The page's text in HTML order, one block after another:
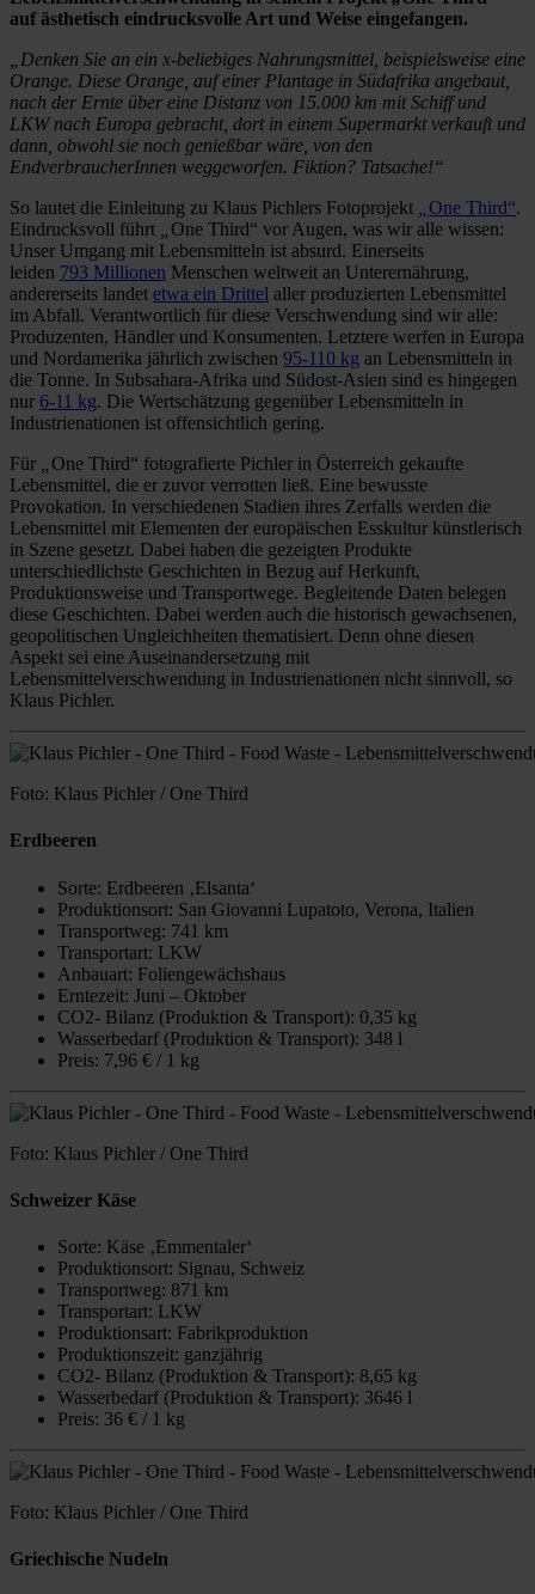
auf ästhetisch eindrucksvolle Art und Weise eingefangen.
Denken Sie an ein x-beliebiges Nahrungsmittel, beispielsweise eine
Orange. Diese Orange, auf einer Plantage in Südafrika angebaut,
nach der Ernte über eine Distanz von 15.000 km mit Schiff und
LKW nach Europa gebracht, dort in einem Supermarkt verkauft und
dann, obwohl sie noch genießbar wäre, von den
EndverbraucherInnen weggeworfen. Fiktion? Tatsache!“
So lautet die Einleitung zu Klaus Pichlers Fotoprojekt
One Third“.
Eindrucksvoll führt
One Third“ vor Augen, was wir alle wissen:
Unser Umgang mit Lebensmitteln ist absurd. Einerseits
leiden 793 Millionen Menschen weltweit an Unterernährung,
andererseits landet etwa ein Drittel aller produzierten Lebensmittel
im Abfall. Verantwortlich für diese Verschwendung sind wir alle:
Produzenten, Händler und Konsumenten. Letztere werfen in Europa
und Nordamerika jährlich zwischen 95-110 kg an Lebensmitteln in
die Tonne. In Subsahara-Afrika und Südost-Asien sind es hingegen
nur 6-11 kg. Die Wertschätzung gegenüber Lebensmitteln in
Industrienationen ist offensichtlich gering.
Für
One Third“ fotografierte Pichler in Österreich gekaufte
Lebensmittel, die er zuvor verrotten ließ. Eine bewusste
Provokation. In verschiedenen Stadien ihres Zerfalls werden die
Lebensmittel mit Elementen der europäischen Esskultur künstlerisch
in Szene gesetzt. Dabei haben die gezeigten Produkte
unterschiedlichste Geschichten in Bezug auf Herkunft,
Produktionsweise und Transportwege. Begleitende Daten belegen
diese Geschichten. Dabei werden auch die historisch gewachsenen,
geopolitischen Ungleichheiten thematisiert. Denn ohne diesen
Aspekt sei eine Auseinandersetzung mit
Lebensmittelverschwendung in Industrienationen nicht sinnvoll, so
Klaus Pichler.
Foto: Klaus Pichler / One Third
Erdbeeren
Sorte: Erdbeeren ‚Elsanta‘
Produktionsort: San Giovanni Lupatoto, Verona, Italien
Transportweg: 741 km
Transportart: LKW
Anbauart: Foliengewächshaus
Erntezeit: Juni – Oktober
CO2- Bilanz (Produktion & Transport): 0,35 kg
Wasserbedarf (Produktion & Transport): 348 l
Preis: 7,96 € / 1 kg
Foto: Klaus Pichler / One Third
Schweizer Käse
Sorte: Käse ‚Emmentaler‘
Produktionsort: Signau, Schweiz
Transportweg: 871 km
Transportart: LKW
Produktionsart: Fabrikproduktion
Produktionszeit: ganzjährig
CO2- Bilanz (Produktion & Transport): 8,65 kg
Wasserbedarf (Produktion & Transport): 3646 l
Preis: 36 € / 1 kg
Foto: Klaus Pichler / One Third
Griechische Nudeln